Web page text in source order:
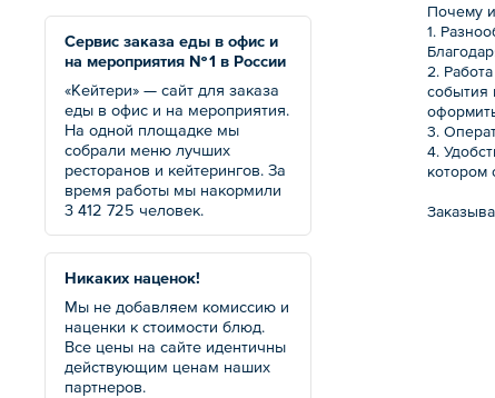
Сервис заказа еды в офис и
на мероприятия № 1 в России
«Кейтери» — сайт для заказа
еды в офис и на мероприятия.
На одной площадке мы
собрали меню лучших
ресторанов и кейтерингов. За
время работы мы накормили
3 412 725 человек.
Никаких наценок!
Мы не добавляем комиссию и
наценки к стоимости блюд.
Все цены на сайте идентичны
действующим ценам наших
партнеров.
Почему
1.
2.
события
3.
4.
котором